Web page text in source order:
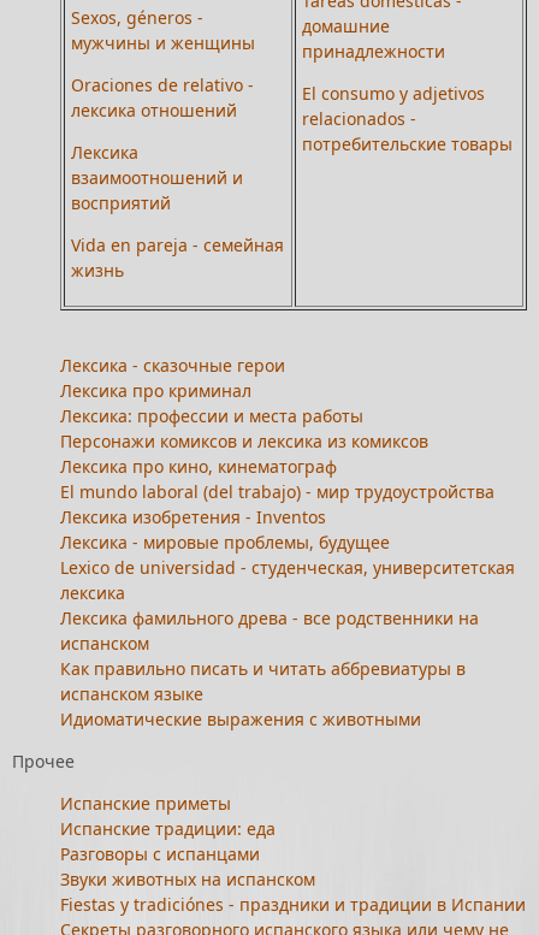
Sexos, géneros -
мужчины и женщины
Oraciones de relativo -
лексика отношений
Лексика
взаимоотношений и
восприятий
Vida en pareja - семейная
жизнь
домашние
принадлежности
El consumo y adjetivos
relacionados -
потребительские товары
Лексика - сказочные герои
Лексика про криминал
Лексика: профессии и места работы
Персонажи комиксов и лексика из комиксов
Лексика про кино, кинематограф
El mundo laboral (del trabajo) - мир трудоустройства
Лексика изобретения - Inventos
Лексика - мировые проблемы, будущее
Lexico de universidad - студенческая, университетская
лексика
Лексика фамильного древа - все родственники на
испанском
Как правильно писать и читать аббревиатуры в
испанском языке
Идиоматические выражения с животными
Прочее
Испанские приметы
Испанские традиции: еда
Разговоры с испанцами
Звуки животных на испанском
Fiestas y tradiciónes - праздники и традиции в Испании
Секреты разговорного испанского языка или чему не